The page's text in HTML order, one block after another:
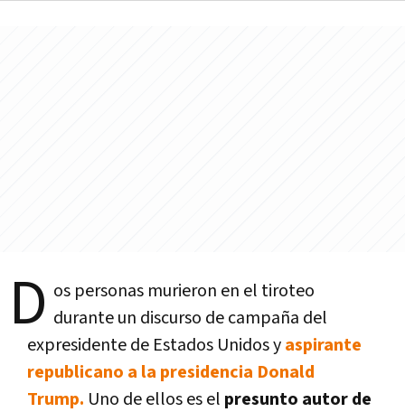
D os personas murieron en el tiroteo
durante un discurso de campaña del
expresidente de Estados Unidos yaspirante
republicano a la presidencia Donald
Trump. Uno de ellos es el presunto autor de